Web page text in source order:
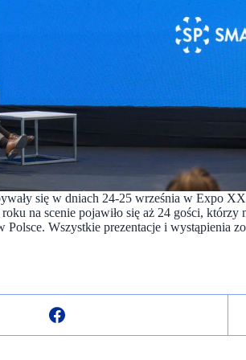
się w dniach 24-25 września w Expo
na scenie pojawiło się aż 24 gości,
Polsce. Wszystkie prezentacje i wystąpienia